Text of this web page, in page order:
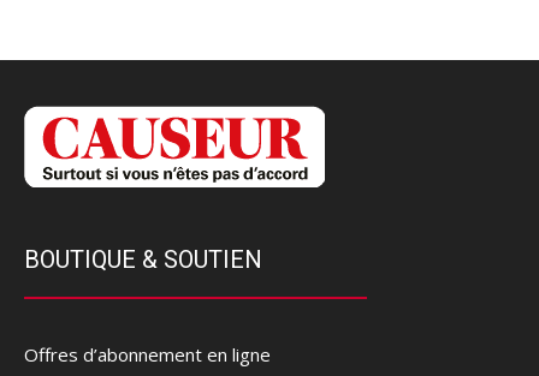
BOUTIQUE & SOUTIEN
Offres d’abonnement en ligne